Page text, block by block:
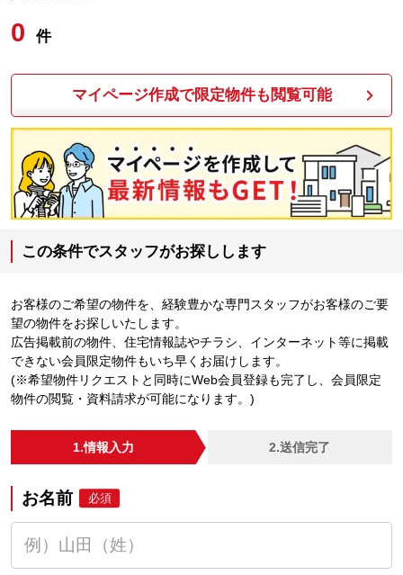
0 件
マイページ作成で限定物件も閲覧可能
この条件でスタッフがお探しします
お客様のご希望の物件を、経験豊かな専門スタッフがお客様のご要
望の物件をお探しいたします。
広告掲載前の物件、住宅情報誌やチラシ、インターネット等に掲載
できない会員限定物件もいち早くお届けします。
(※希望物件リクエストと同時にWeb会員登録も完了し、会員限定
物件の閲覧・資料請求が可能になります。)
1.情報入力 2.送信完了
お名前 必須